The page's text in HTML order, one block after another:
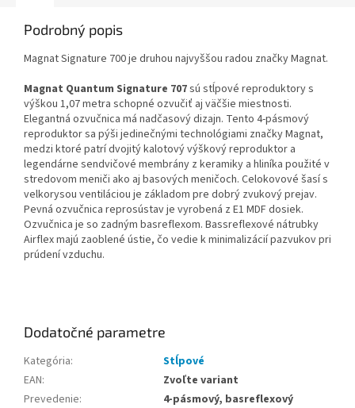
Podrobný popis
Magnat Signature 700 je druhou najvyššou radou značky Magnat.
Magnat Quantum Signature 707sú stĺpové reproduktorys
výškou 1,07 metra schopné ozvučiť aj väčšie miestnosti.
Elegantná ozvučnica má nadčasový dizajn. Tento 4-pásmový
reproduktor sa pýši jedinečnými technológiami značky Magnat,
medzi ktoré patrí dvojitý kalotový výškový reproduktor a
legendárne sendvičové membrány z keramiky a hliníka použité v
stredovom meniči ako aj basových meničoch. Celokovové šasí s
velkorysou ventiláciou je základom pre dobrý zvukový prejav.
Pevná ozvučnica reprosústav je vyrobená z E1 MDF dosiek.
Ozvučnica je so zadným basreflexom. Bassreflexové nátrubky
Airflex majú zaoblené ústie, čo vedie k minimalizácií pazvukov pri
prúdení vzduchu.
Dodatočné parametre
Kategória:
Stĺpové
EAN:
Zvoľte variant
Prevedenie:
4-pásmový, basreflexový